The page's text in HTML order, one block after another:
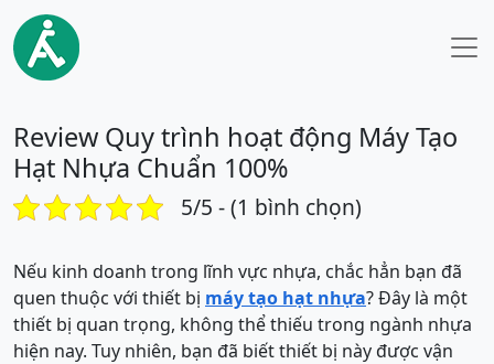
Review Quy trình hoạt động Máy Tạo
Hạt Nhựa Chuẩn 100%
5/5 - (1 bình chọn)
Nếu kinh doanh trong lĩnh vực nhựa, chắc hẳn bạn đã
quen thuộc với thiết bị máy tạo hạt nhựa? Đây là một
thiết bị quan trọng, không thể thiếu trong ngành nhựa
hiện nay. Tuy nhiên, bạn đã biết thiết bị này được vận